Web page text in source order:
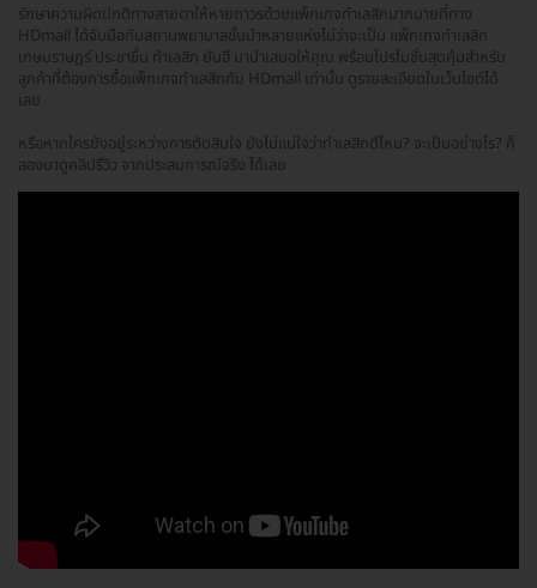
รักษาความผิดปกติทางสายตาให้หายถาวรด้วยแพ็กเกจทำเลสิกมากมายที่ทาง
HDmall ได้จับมือกับสถานพยาบาลชั้นนำหลายแห่งไม่ว่าจะเป็น แพ็กเกจทำเลสิก
เกษมราษฎร์ ประชาชื่น ทำเลสิก ยันฮี มานำเสนอให้คุณ พร้อมโปรโมชั่นสุดคุ้มสำหรับ
ลูกค้าที่ต้องการซื้อแพ็กเกจทำเลสิกกับ HDmall เท่านั้น ดูรายละเอียดในเว็บไซต์ได้
เลย
หรือหากใครยังอยู่ระหว่างการตัดสินใจ ยังไม่แน่ใจว่าทำเลสิกดีไหม? จะเป็นอย่างไร? ก็
ลองมาดูคลิปรีวิว จากประสบการณ์จริง ได้เลย